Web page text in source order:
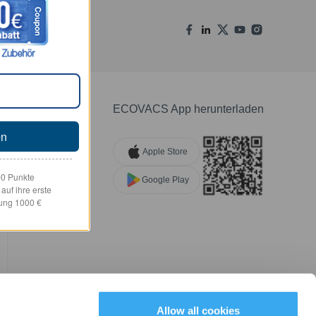
Allow all cookies
ECOVACS App herunterladen
Apple Store
Google Play
Punkte
ihre erste
1000 €